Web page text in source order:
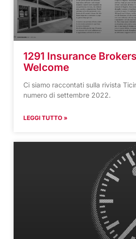
1291 Insurance
Welcome
Ci siamo raccontati sulla rivista
numero di settembre 2022.
LEGGI TUTTO »